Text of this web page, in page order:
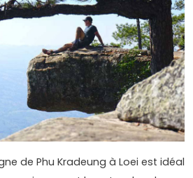
de Phu Kradeung à Loei est idéal